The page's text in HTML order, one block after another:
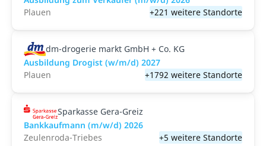
Plauen
+221 weitere Standorte
dm-drogerie markt GmbH + Co. KG
Ausbildung Drogist (w/m/d) 2027
Plauen
+1792 weitere Standorte
Sparkasse Gera-Greiz
Bankkaufmann (m/w/d) 2026
Zeulenroda-Triebes
+5 weitere Standorte